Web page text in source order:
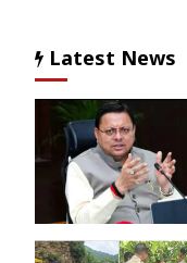
Latest News